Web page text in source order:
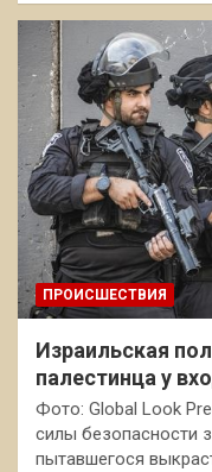
ПРОИСШЕСТВИЯ
Израильская
палестинца у
Фото: Global Look
силы безопасности
пытавшегося